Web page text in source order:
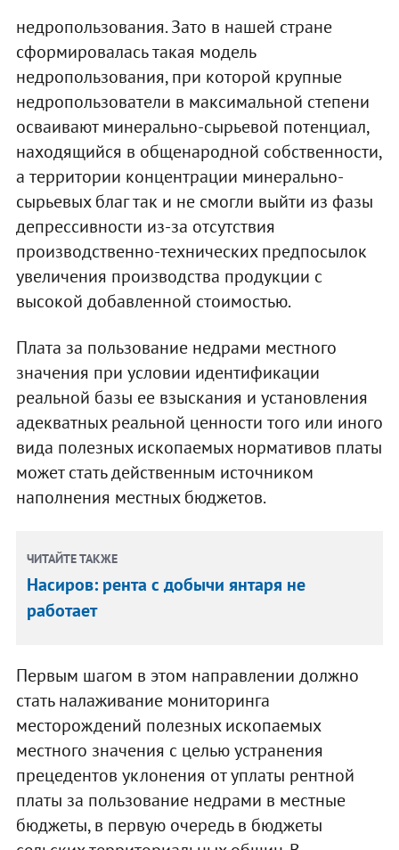
недропользования. Зато в нашей стране
сформировалась такая модель
недропользования, при которой крупные
недропользователи в максимальной степени
осваивают минерально-сырьевой потенциал,
находящийся в общенародной собственности,
а территории концентрации минерально-
сырьевых благ так и не смогли выйти из фазы
депрессивности из-за отсутствия
производственно-технических предпосылок
увеличения производства продукции с
высокой добавленной стоимостью.
Плата за пользование недрами местного
значения при условии идентификации
реальной базы ее взыскания и установления
адекватных реальной ценности того или иного
вида полезных ископаемых нормативов платы
может стать действенным источником
наполнения местных бюджетов.
ЧИТАЙТЕ ТАКЖЕ
Насиров: рента с добычи янтаря не
работает
Первым шагом в этом направлении должно
стать налаживание мониторинга
месторождений полезных ископаемых
местного значения с целью устранения
прецедентов уклонения от уплаты рентной
платы за пользование недрами в местные
бюджеты, в первую очередь в бюджеты